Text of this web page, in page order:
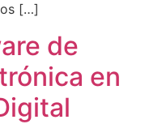
[…]
de
en